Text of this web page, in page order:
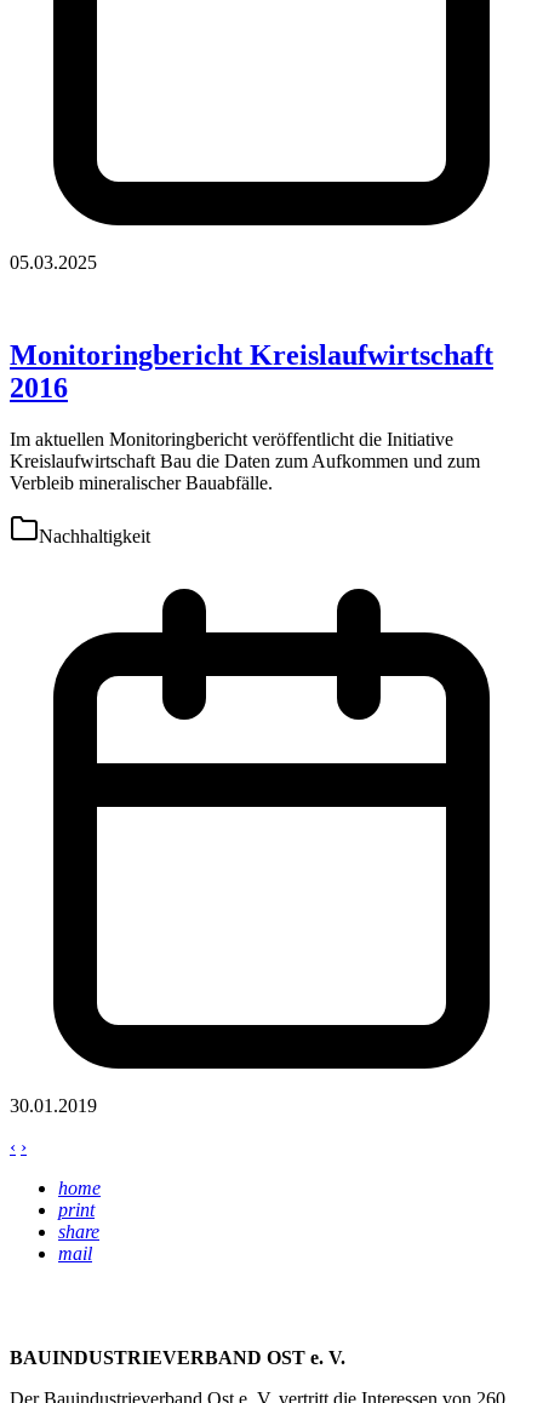
05.03.2025
Monitoringbericht Kreislaufwirtschaft
2016
Im aktuellen Monitoringbericht veröffentlicht die Initiative
Kreislaufwirtschaft Bau die Daten zum Aufkommen und zum
Verbleib mineralischer Bauabfälle.
Nachhaltigkeit
30.01.2019
‹ ›
home
print
share
mail
BAUINDUSTRIEVERBAND OST e. V.
Der Bauindustrieverband Ost e. V. vertritt die Interessen von 260